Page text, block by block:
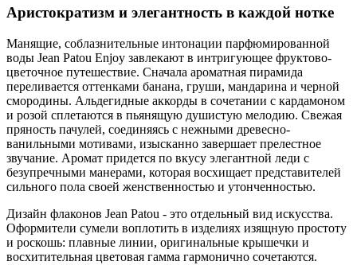
Аристократизм и элегантность в каждой нотке
Манящие, соблазнительные интонации парфюмированной
воды Jean Patou Enjoy завлекают в интригующее фруктово-
цветочное путешествие. Сначала ароматная пирамида
переливается оттенками банана, груши, мандарина и черной
смородины. Альдегидные аккорды в сочетании с кардамоном
и розой сплетаются в пьянящую душистую мелодию. Свежая
пряность пачулей, соединяясь с нежными древесно-
ванильными мотивами, изысканно завершает прелестное
звучание. Аромат придется по вкусу элегантной леди с
безупречными манерами, которая восхищает представителей
сильного пола своей женственностью и утонченностью.
Дизайн флаконов Jean Patou - это отдельный вид искусства.
Оформители сумели воплотить в изделиях изящную простоту
и роскошь: плавные линии, оригинальные крышечки и
восхитительная цветовая гамма гармонично сочетаются.